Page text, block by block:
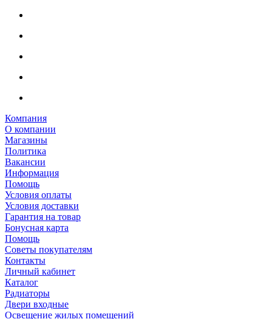
Компания
О компании
Магазины
Политика
Вакансии
Информация
Помощь
Условия оплаты
Условия доставки
Гарантия на товар
Бонусная карта
Помощь
Советы покупателям
Контакты
Личный кабинет
Каталог
Радиаторы
Двери входные
Освещение жилых помещений